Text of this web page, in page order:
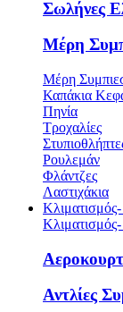
Σωλήνες
Μέρη
Μέρη
Καπάκια
Πηνία
Τροχαλίες
Ρουλεμάν
Φλάντζες
Λαστιχάκια
Αντλίες